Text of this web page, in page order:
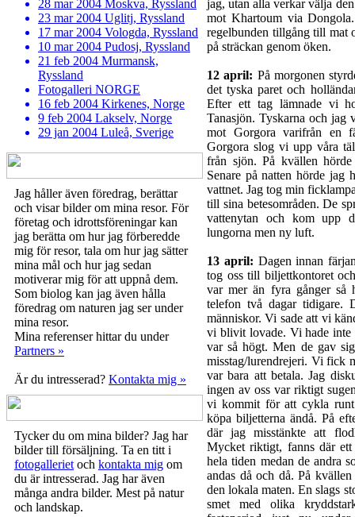
28 mar 2004 Moskva, Ryssland
23 mar 2004 Uglitj, Ryssland
17 mar 2004 Vologda, Ryssland
10 mar 2004 Pudosj, Ryssland
21 feb 2004 Murmansk,
Ryssland
Fotogalleri NORGE
16 feb 2004 Kirkenes, Norge
9 feb 2004 Lakselv, Norge
29 jan 2004 Luleå, Sverige
Jag håller även föredrag, berättar
och visar bilder om mina resor. För
företag och idrottsföreningar kan
jag berätta om hur jag förberedde
mig för resor, tala om hur jag sätter
mina mål och hur jag sedan
motiverar mig för att uppnå dem.
Som biolog kan jag även hålla
föredrag om naturen jag ser under
mina resor.
Mina referenser hittar du under
Partners »
Är du intresserad? Kontakta mig »
Tycker du om mina bilder? Jag har
bilder till försäljning. Ta en titt i
fotogalleriet och kontakta mig om
du är intresserad. Jag har även
många andra bilder. Mest på natur
och landskap.
jag, utan alla verkar välja
mot Khartoum via
regelbunden tillgång till mat
på sträckan genom öken.
12 april: På morgonen
det tyska paret och
Efter ett tag lämnade vi
Tanasjön. Tyskarna och jag
mot Gorgora varifrån en
Gorgora slog vi upp våra
från sjön. På kvällen
Senare på natten hörde jag
vattnet. Jag tog min
till sina betesområden. De
vattenytan och kom
lungorna men ny luft.
13 april: Dagen innan
tog oss till biljettkontoret
var mer än fyra gånger så
telefon två dagar tidigare.
människor. Vi sade att vi
vi blivit lovade. Vi hade
var så högt. Men de gav
misstag/lurendrejeri. Vi fick
var bara att betala. Jag
ingen av oss var riktigt
vi kommit för att cykla
köpa biljetterna ändå. På
där jag misstänkte att
Mycket riktigt, fanns där
hela tiden medan de andra
andas då och då. På
den lokala maten. En slags
smet med olika